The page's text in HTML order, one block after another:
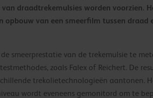
draadtrekemulsies worden voorzien.
van een smeerfilm tussen draad
smeerprestatie van de trekemulsie te
zoals Falex of Reichert. De
trekolietechnologieën aantonen.
wordt eveneens gemonitord om te